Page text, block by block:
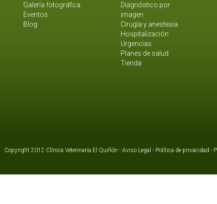
Galería fotográfica
Eventos
Blog
Diagnóstico por
imagen
Cirugía y anestesia
Hospitalización
Urgencias
Planes de salud
Tienda
Copyright 2012 Clínica Veterinaria El Quiñón - Aviso Legal - Política de privacidad -